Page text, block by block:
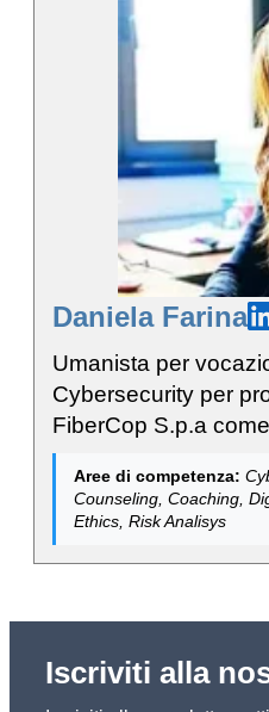
Daniela Farina
Umanista per
Cybersecurity per
FiberCop S.p.a
Aree di competenza:
Counseling, Coaching,
Ethics, Risk Analisys
Iscriviti alla